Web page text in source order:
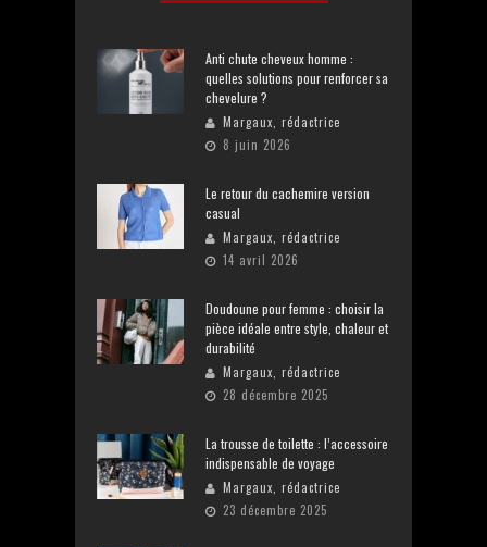
Anti chute cheveux homme :
quelles solutions pour renforcer sa
chevelure ?
Margaux, rédactrice
8 juin 2026
Le retour du cachemire version
casual
Margaux, rédactrice
14 avril 2026
Doudoune pour femme : choisir la
pièce idéale entre style, chaleur et
durabilité
Margaux, rédactrice
28 décembre 2025
La trousse de toilette : l’accessoire
indispensable de voyage
Margaux, rédactrice
23 décembre 2025